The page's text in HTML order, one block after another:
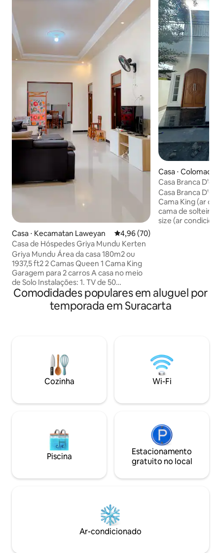
Casa ⋅ Kecamatan Laweyan 4,96 de uma avaliação média
4,96 (70)
Casa de Hóspedes Griya Mundu Kerten
Griya Mundu Área da casa 180m2 ou
1937,5 ft2 2 Camas Queen 1 Cama King
Garagem para 2 carros A casa no meio
de Solo Instalações: 1. TV de 50
polegadas (inclui Netflix) 2. AC em cada
cômodo 3. Aquecedor de água 4. Wi-Fi
5. Secador de cabelo 6. Cozinha com
aeroporto 2. 10 minutos para a estação
Manahan Stadium 4. 10 minutos para a
Mesquita Sheikh Zayed
Casa ⋅ Colomadu
Casa Branca
Casa Branca
Cama King (ar
cama de solteiro quarto 3: cama king
size (ar
localizado no
com que você se
ficar com amigos
Comodidades populares em aluguel por
temporada em Suracarta
Cozinha Wi-Fi
Piscina
Estacionamento
gratuito no local
Ar-condicionado